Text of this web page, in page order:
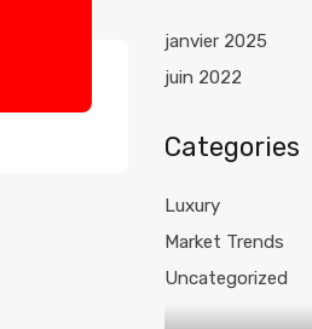
janvier 2025
juin 2022
Categories
Luxury
Market Trends
Uncategorized